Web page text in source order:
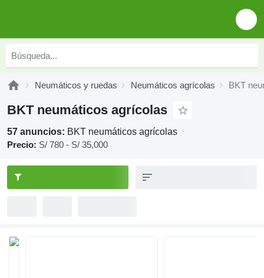
Neumáticos y ruedas Neumáticos agrícolas BKT
BKT neumáticos agrícolas
57 anuncios: BKT neumáticos agrícolas
Precio: S/ 780 - S/ 35,000